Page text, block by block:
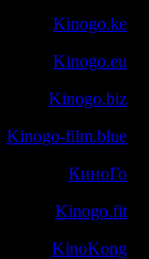
Kinogo.ke
Kinogo.eu
Kinogo.biz
Kinogo-film.blue
КиноГо
Kinogo.fit
KinoKong